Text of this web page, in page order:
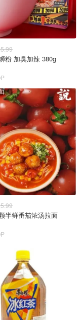
粉 加臭加辣 380g
半鲜番茄浓汤拉面